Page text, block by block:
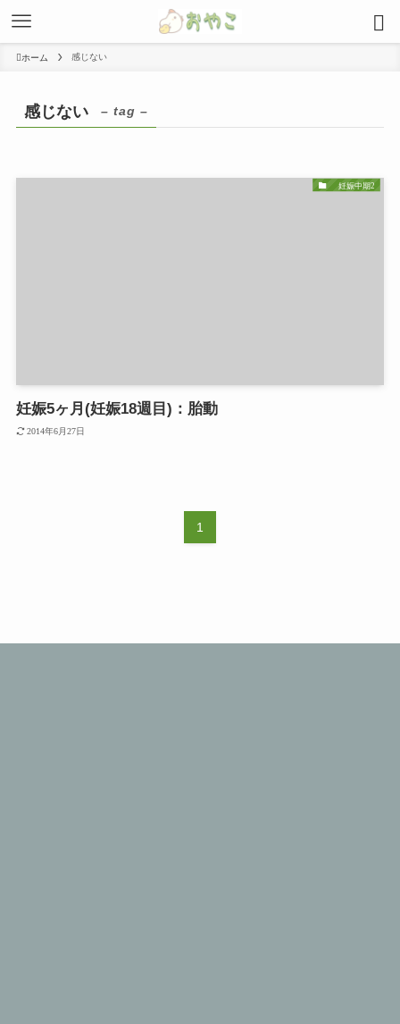
ホーム 感じない
感じない – tag –
妊娠中期2
妊娠5ヶ月(妊娠18週目)：胎動
2014年6月27日
1